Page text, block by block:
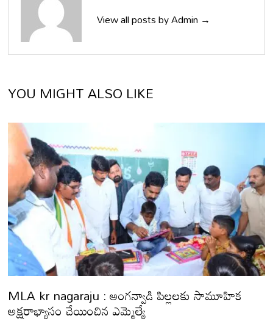
View all posts by Admin →
YOU MIGHT ALSO LIKE
MLA kr nagaraju : అంగన్వాడి పిల్లలకు సామూహిక
అక్షరాభ్యాసం చేయించిన ఎమ్మెల్యే